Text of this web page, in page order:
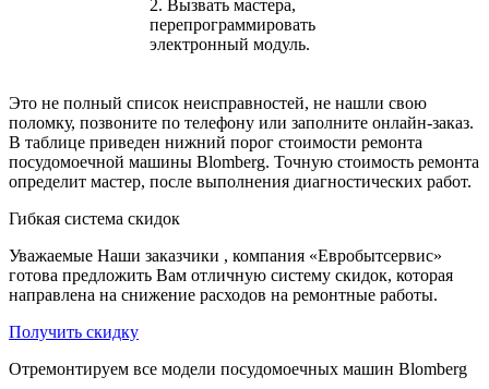
2. Вызвать мастера,
перепрограммировать
электронный модуль.
Это не полный список неисправностей, не нашли свою
поломку, позвоните по телефону или заполните онлайн-заказ.
В таблице приведен нижний порог стоимости ремонта
посудомоечной машины Blomberg. Точную стоимость ремонта
определит мастер, после выполнения диагностических работ.
Гибкая система скидок
Уважаемые Наши заказчики , компания «Евробытсервис»
готова предложить Вам отличную систему скидок, которая
направлена на снижение расходов на ремонтные работы.
Получить скидку
Отремонтируем все модели посудомоечных машин Blomberg